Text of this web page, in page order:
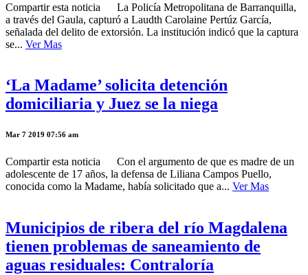
Compartir esta noticia La Policía Metropolitana de Barranquilla,
a través del Gaula, capturó a Laudth Carolaine Pertúz García,
señalada del delito de extorsión. La institución indicó que la captura
se... Ver Mas
‘La Madame’ solicita detención
domiciliaria y Juez se la niega
Mar 7 2019 07:56 am
Compartir esta noticia Con el argumento de que es madre de un
adolescente de 17 años, la defensa de Liliana Campos Puello,
conocida como la Madame, había solicitado que a... Ver Mas
Municipios de ribera del río Magdalena
tienen problemas de saneamiento de
aguas residuales: Contraloría